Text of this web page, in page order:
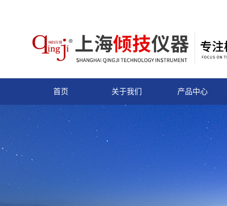
首页 关于我们 产品中心